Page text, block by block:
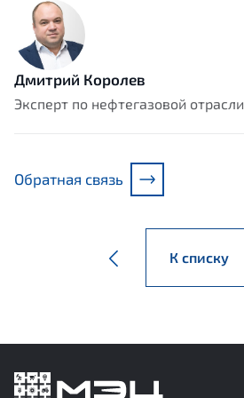
Дмитрий Королев
Эксперт по нефтегазовой отрасли
Обратная связь
К списку